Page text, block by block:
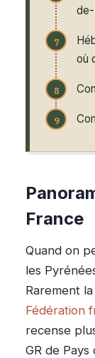
où
France
Quand on
les
Rarement
Fédération
recense
GR de